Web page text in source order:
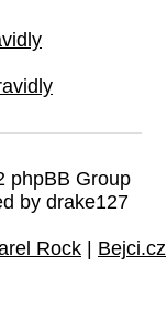
phpBB Group
by drake127
Rock | Bejci.cz